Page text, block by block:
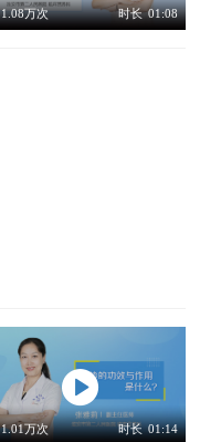
1.08万次 时长 01:08
1.01万次 时长 01:14